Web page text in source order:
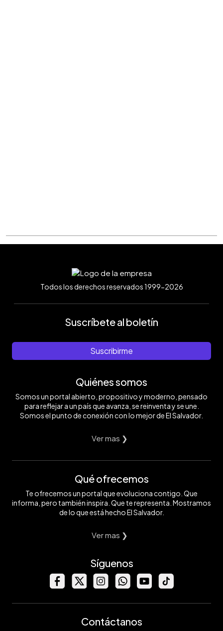
Todos los derechos reservados 1999-2026
Suscríbete al boletín
Suscribirme
Quiénes somos
Somos un portal abierto, propositivo y moderno, pensado
para reflejar a un país que avanza, se reinventa y se une.
Somos el punto de conexión con lo mejor de El Salvador.
Ver mas ❯
Qué ofrecemos
Te ofrecemos un portal que evoluciona contigo. Que
informa, pero también inspira. Que te representa. Mostramos
de lo que está hecho El Salvador.
Ver mas ❯
Síguenos
Contáctanos